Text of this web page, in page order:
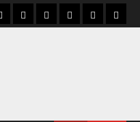
นว
ข่าว
ข่าว
ดูด
ที่
ผู้ชา